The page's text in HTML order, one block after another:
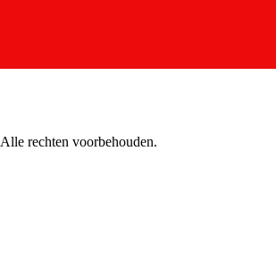
Alle rechten voorbehouden.